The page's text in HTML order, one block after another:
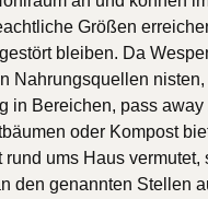
Größen
bleiben. Da
Nahrungsquellen
in Bereichen, pass
oder Kompost
rund ums Haus vermutet,
den genannten Stellen